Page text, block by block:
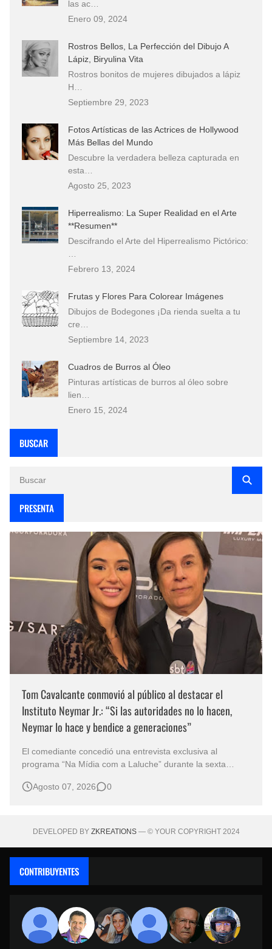
las ac…
Enero 09, 2024
Rostros Bellos, La Perfección del Dibujo A
Lápiz, Biryulina Vita
Rostros bonitos de mujeres dibujados a lápiz
H…
Septiembre 29, 2023
Fotos Artísticas de las Actrices de Hollywood
Más Bellas del Mundo
Descubre la verdadera belleza capturada en
esta…
Agosto 25, 2023
Hiperrealismo: La Super Realidad en el Arte
**Resumen**
Descifrando el Arte del Hiperrealismo Pictórico:
Febrero 13, 2024
Frutas y Flores Para Colorear Imágenes
Dibujos de Bodegones ¡Da rienda suelta a tu
cre…
Septiembre 14, 2023
Cuadros de Burros al Óleo
Pinturas artísticas de burros al óleo sobre
lien…
Enero 15, 2024
BUSCAR
PRESENTA
Tom Cavalcante conmovió al público al destacar el
Instituto Neymar Jr.: “Si las autoridades no lo hacen,
Neymar lo hace y bendice a generaciones”
El comediante concedió una entrevista exclusiva al
programa “Na Mídia com a Laluche” durante la sexta
eventos benéficos más importantes de Brasil. En medio del
Agosto 07, 2026 0
DEVELOPED BY ZKREATIONS— © YOUR COPYRIGHT 2024
CONTRIBUYENTES